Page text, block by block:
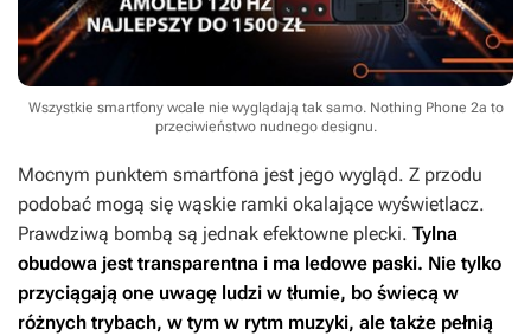
Wszystkie smartfony wcale nie wyglądają tak samo. Nothing Phone 2a to
przeciwieństwo nudnego designu.
Mocnym punktem smartfona jest jego wygląd. Z przodu
podobać mogą się wąskie ramki okalające wyświetlacz.
Prawdziwą bombą są jednak efektowne plecki. Tylna
obudowa jest transparentna i ma ledowe paski. Nie tylko
przyciągają one uwagę ludzi w tłumie, bo świecą w
różnych trybach, w tym w rytm muzyki, ale także pełnią